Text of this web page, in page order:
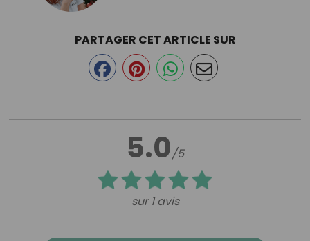
5.0/5
sur 1 avis
PARTAGER CET ARTICLE SUR